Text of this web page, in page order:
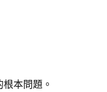
本問題。